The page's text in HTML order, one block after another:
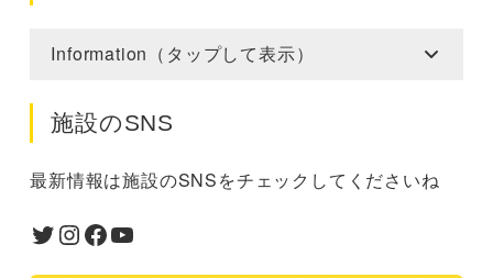
Information（タップして表示）
施設のSNS
最新情報は施設のSNSをチェックしてくださいね
Twitter
Instagram
Facebook
YouTube